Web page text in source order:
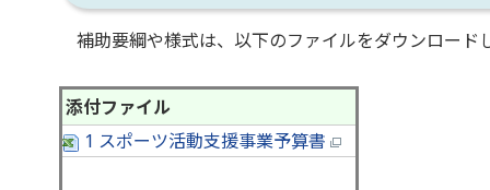
補助要綱や様式は、以下のファイルをダウンロード
添付ファイル
1 スポーツ活動支援事業予算書